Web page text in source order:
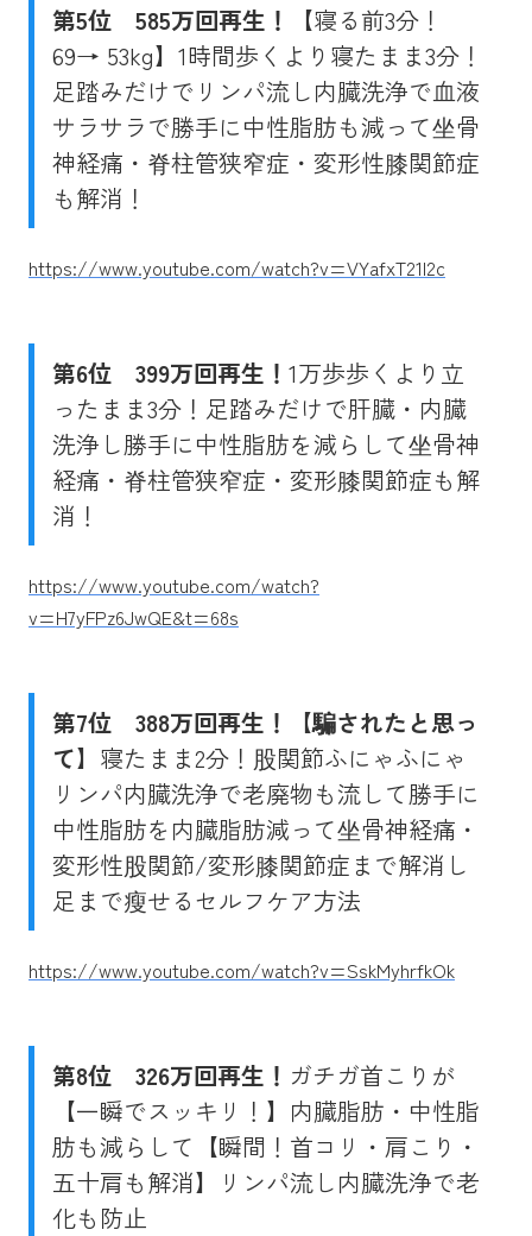
第5位 585万回再生！
【寝る前3分！
69→ 53kg】1時間歩くより寝たまま3分！
足踏みだけでリンパ流し内臓洗浄で血液
サラサラで勝手に中性脂肪も減って坐骨
神経痛・脊柱管狭窄症・変形性膝関節症
も解消！
https://www.youtube.com/watch?v=VYafxT21l2c
第6位 399万回再生！ 1万歩歩くより立
ったまま3分！足踏みだけで肝臓・内臓
洗浄し勝手に中性脂肪を減らして坐骨神
経痛・脊柱管狭窄症・変形膝関節症も解
消！
https://www.youtube.com/watch?
v=H7yFPz6JwQE&t=68s
第7位
388万回再生！【騙されたと思っ
て】 寝たまま2分！股関節ふにゃふにゃ
リンパ内臓洗浄で老廃物も流して勝手に
中性脂肪を内臓脂肪減って坐骨神経痛・
変形性股関節/変形膝関節症まで解消し
足まで瘦せるセルフケア方法
https://www.youtube.com/watch?v=SskMyhrfkOk
第8位 326万回再生！ ガチガ首こりが
【一瞬でスッキリ！】内臓脂肪・中性脂
肪も減らして【瞬間！首コリ・肩こり・
五十肩も解消】リンパ流し内臓洗浄で老
化も防止